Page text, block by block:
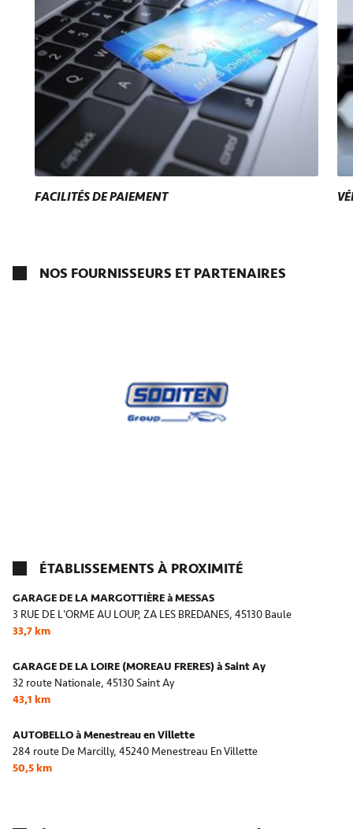
FACILITÉS DE PAIEMENT
NOS FOURNISSEURS ET PARTENAIRES
ÉTABLISSEMENTS À PROXIMITÉ
GARAGE DE LA MARGOTTIÈRE à MESSAS
3 RUE DE L'ORME AU LOUP, ZA LES BREDANES, 45130 Baule
33,7 km
GARAGE DE LA LOIRE (MOREAU FRERES) à Saint Ay
32 route Nationale, 45130 Saint Ay
43,1 km
AUTOBELLO à Menestreau en Villette
284 route De Marcilly, 45240 Menestreau En Villette
50,5 km